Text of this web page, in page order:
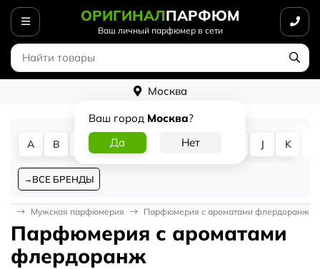
ОРИГИНАЛПАРФЮМ
Ваш личный парфюмер в сети
Москва
Ваш город Москва?
A B D G J K
ВСЕ БРЕНДЫ
Мужская парфюмерия Парфюмерия с ароматами флердоранж
Парфюмерия с ароматами
флердоранж